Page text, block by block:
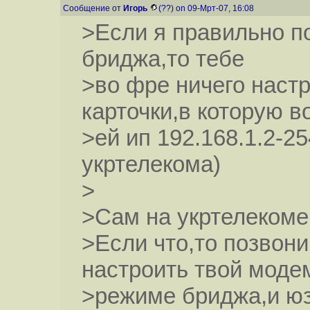
Сообщение от Игорь (??) on 09-Мрт-07, 16:08
>Если я правильно
бриджа,то тебе
>во фре ничего
карточки,в которую
>ей ип 192.168.1.2-
укртелекома)
>
>Сам на
>Если что,то
настроить твой
>режиме бриджа,и